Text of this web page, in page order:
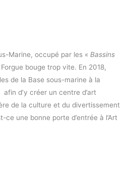
Marine, occupé par les « Bassins
bouge trop vite. En 2018,
de la Base sous-marine à la
d’y créer un centre d’art
de la culture et du divertissement
une bonne porte d’entrée à l’Art